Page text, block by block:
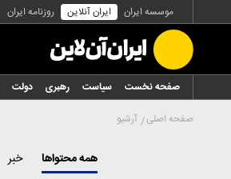
موسسه ایران ایران آنلاین روزنامه ایران
صفحه نخست سیاست رهبری دولت
صفحه اصلی آرشیو
همه محتواها خبر